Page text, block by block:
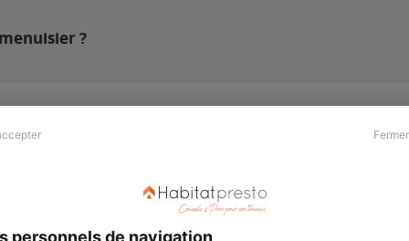
personnels de navigation
?
Revue de presse